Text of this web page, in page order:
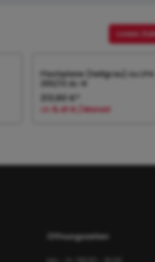
Loses
Flachplane (hellgrau) zu LPA
255/13 AL-R
213,60 €*
ab 6,41 € / Monat
Öffnungszeiten